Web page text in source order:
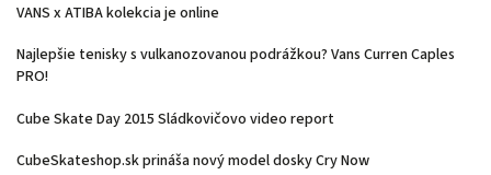
VANS x ATIBA kolekcia je online
Najlepšie tenisky s vulkanozovanou podrážkou? Vans Curren Caples
PRO!
Cube Skate Day 2015 Sládkovičovo video report
CubeSkateshop.sk prináša nový model dosky Cry Now